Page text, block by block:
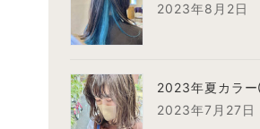
2023年8月2日
2023年夏カラ
2023年7月27日